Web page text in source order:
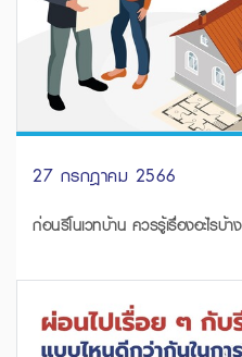
27 กรกฎาคม 2566
ก่อนรีโนเวทบ้าน ควรรู้เรื่องอะไรบ้าง